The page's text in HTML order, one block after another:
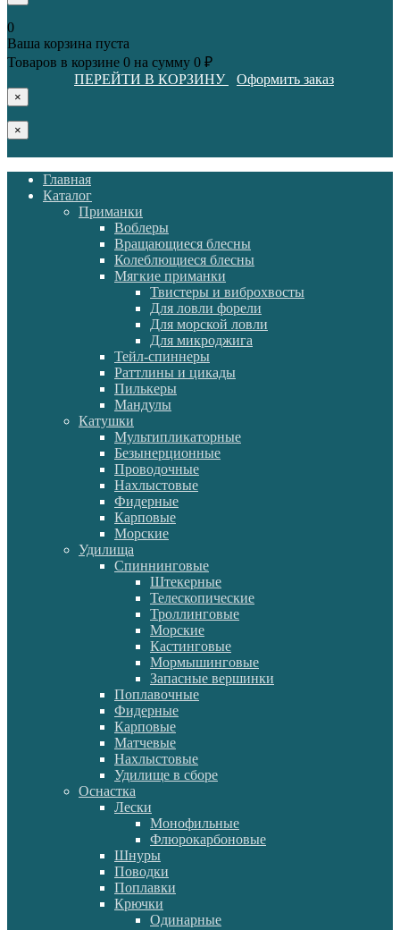
0
Ваша корзина пуста
Товаров в корзине 0 на сумму 0 ₽
ПЕРЕЙТИ В КОРЗИНУ
Оформить заказ
×
×
Главная
Каталог
Приманки
Воблеры
Вращающиеся блесны
Колеблющиеся блесны
Мягкие приманки
Твистеры и виброхвосты
Для ловли форели
Для морской ловли
Для микроджига
Тейл-спиннеры
Раттлины и цикады
Пилькеры
Мандулы
Катушки
Мультипликаторные
Безынерционные
Проводочные
Нахлыстовые
Фидерные
Карповые
Морские
Удилища
Спиннинговые
Штекерные
Телескопические
Троллинговые
Морские
Кастинговые
Мормышинговые
Запасные вершинки
Поплавочные
Фидерные
Карповые
Матчевые
Нахлыстовые
Удилище в сборе
Оснастка
Лески
Монофильные
Флюрокарбоновые
Шнуры
Поводки
Поплавки
Крючки
Одинарные